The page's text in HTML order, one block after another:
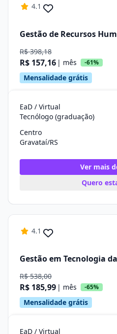
4.1
Gestão de Recursos
R$ 398,18
R$ 157,16 | mês -61%
Mensalidade grátis
EaD / Virtual
Tecnólogo (graduação)
Centro
Gravataí/RS
Ver mais
Quero
4.1
Gestão em Tecnologia
R$ 538,00
R$ 185,99 | mês -65%
Mensalidade grátis
EaD / Virtual